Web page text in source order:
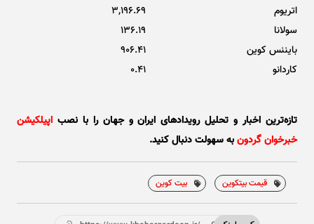
اتریوم
3,196.69
سولانا
136.19
بایننس کوین
906.41
کاردانو
0.41
تازه‌ترین اخبار و تحلیل‌ رویدادهای ایران و جهان را با نصب اپیلکیشن
خبرخوان گردونبه سهولت دنبال کنید.
قیمت بیتکوین بیت کوین